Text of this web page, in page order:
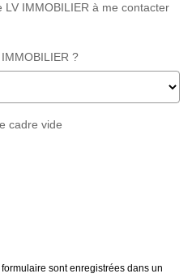
IMMOBILIER à me contacter
?
cadre vide
sont enregistrées dans un